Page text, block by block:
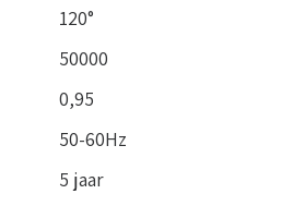
120°
50000
0,95
50-60Hz
5 jaar